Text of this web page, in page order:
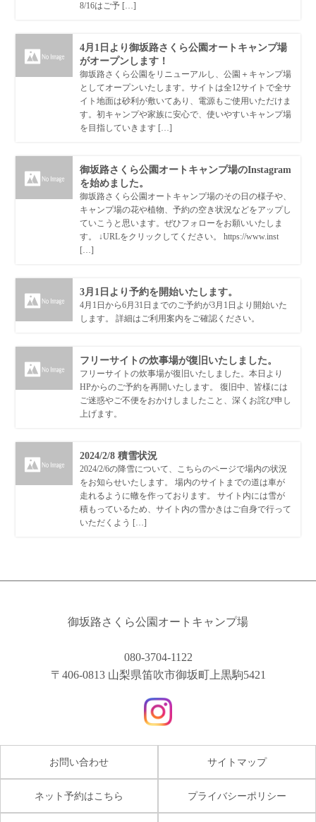
8/16はご予 […]
4月1日より御坂路さくら公園オートキャンプ場
がオープンします！
御坂路さくら公園をリニューアルし、公園＋キャンプ場
としてオープンいたします。サイトは全12サイトで全サ
イト地面は砂利が敷いてあり、電源もご使用いただけま
す。初キャンプや家族に安心で、使いやすいキャンプ場
を目指していきます […]
御坂路さくら公園オートキャンプ場のInstagram
を始めました。
御坂路さくら公園オートキャンプ場のその日の様子や、
キャンプ場の花や植物、予約の空き状況などをアップし
ていこうと思います。ぜひフォローをお願いいたしま
す。 ↓URLをクリックしてください。 https://www.inst
[…]
3月1日より予約を開始いたします。
4月1日から6月31日までのご予約が3月1日より開始いた
します。 詳細はご利用案内をご確認ください。
フリーサイトの炊事場が復旧いたしました。
フリーサイトの炊事場が復旧いたしました。本日より
HPからのご予約を再開いたします。 復旧中、皆様には
ご迷惑やご不便をおかけしましたこと、深くお詫び申し
上げます。
2024/2/8 積雪状況
2024/2/6の降雪について、こちらのページで場内の状況
をお知らせいたします。 場内のサイトまでの道は車が
走れるように轍を作っております。 サイト内には雪が
積もっているため、サイト内の雪かきはご自身で行って
いただくよう […]
御坂路さくら公園オートキャンプ場
080-3704-1122
〒406-0813 山梨県笛吹市御坂町上黒駒5421
お問い合わせ サイトマップ
ネット予約はこちら プライバシーポリシー